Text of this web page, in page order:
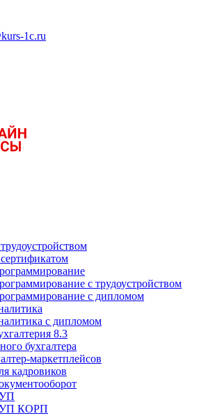
1c.ru
с трудоустройством
с дипломом
с дипломом
8.3
бухгалтера
маркетплейсов
кадровиков
КОРП